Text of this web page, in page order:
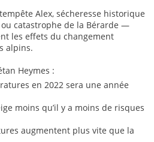
Alex, sécheresse historique
catastrophe de la Bérarde —
les effets du changement
alpins.
Heymes :
en 2022 sera une année
moins qu’il y a moins de risques
augmentent plus vite que la